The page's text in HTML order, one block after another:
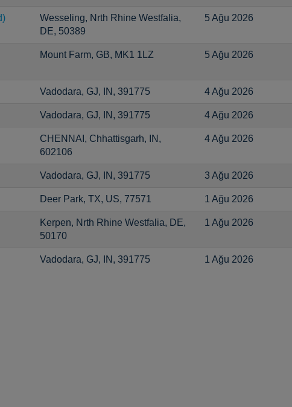
Wesseling, Nrth Rhine Westfalia,
DE, 50389
5 Ağu 2026
Mount Farm, GB, MK1 1LZ 5 Ağu 2026
Vadodara, GJ, IN, 391775 4 Ağu 2026
Vadodara, GJ, IN, 391775 4 Ağu 2026
CHENNAI, Chhattisgarh, IN,
602106
4 Ağu 2026
Vadodara, GJ, IN, 391775 3 Ağu 2026
Deer Park, TX, US, 77571 1 Ağu 2026
Kerpen, Nrth Rhine Westfalia, DE,
50170
1 Ağu 2026
Vadodara, GJ, IN, 391775 1 Ağu 2026